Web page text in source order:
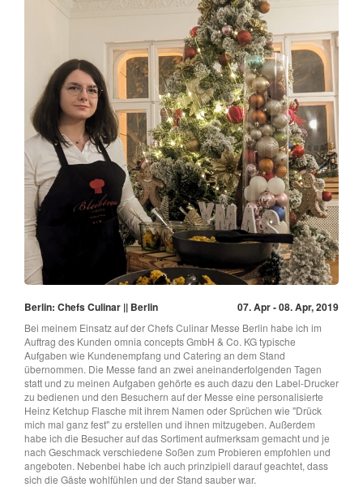
Berlin: Chefs Culinar || Berlin 07. Apr - 08. Apr, 2019
Bei meinem Einsatz auf der Chefs Culinar Messe Berlin habe ich im
Auftrag des Kunden omnia concepts GmbH & Co. KG typische
Aufgaben wie Kundenempfang und Catering an dem Stand
übernommen. Die Messe fand an zwei aneinanderfolgenden Tagen
statt und zu meinen Aufgaben gehörte es auch dazu den Label-Drucker
zu bedienen und den Besuchern auf der Messe eine personalisierte
Heinz Ketchup Flasche mit ihrem Namen oder Sprüchen wie "Drück
mich mal ganz fest" zu erstellen und ihnen mitzugeben. Außerdem
habe ich die Besucher auf das Sortiment aufmerksam gemacht und je
nach Geschmack verschiedene Soßen zum Probieren empfohlen und
angeboten. Nebenbei habe ich auch prinzipiell darauf geachtet, dass
sich die Gäste wohlfühlen und der Stand sauber war.